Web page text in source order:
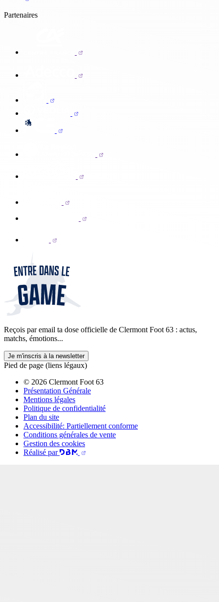
Partenaires
Reçois par email ta dose officielle de Clermont Foot 63 : actus,
matchs, émotions...
Je m'inscris à la newsletter
Pied de page (liens légaux)
© 2026 Clermont Foot 63
Présentation Générale
Mentions légales
Politique de confidentialité
Plan du site
Accessibilité: Partiellement conforme
Conditions générales de vente
Gestion des cookies
Réalisé par